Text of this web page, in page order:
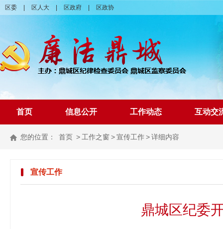
区委 区人大 区政府 区政协
首页 信息公开 工作动态 互动交
您的位置： 首页 > 工作之窗 >宣传工作>详细内容
宣传工作
鼎城区纪委